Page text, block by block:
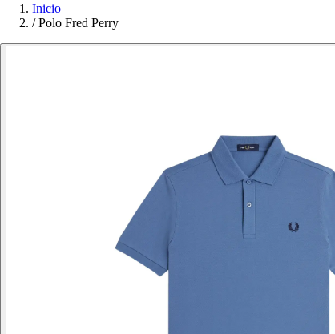
Inicio
/ Polo Fred Perry